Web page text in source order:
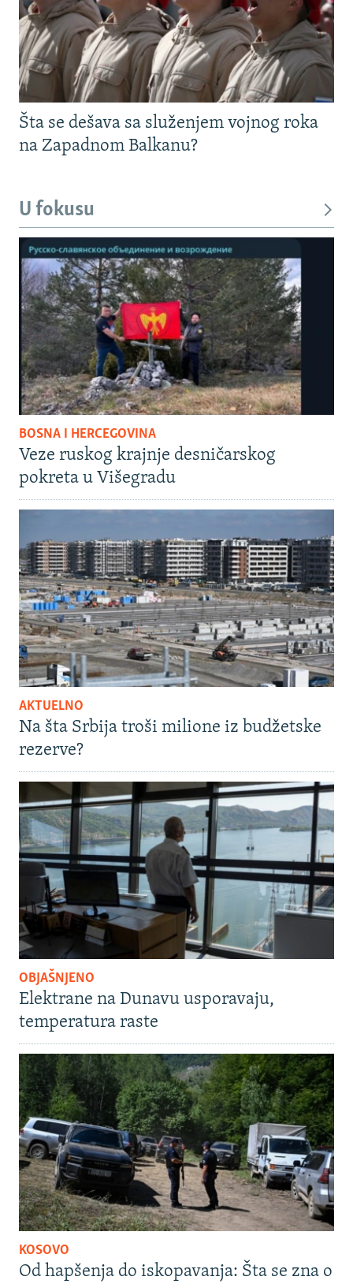
Šta se dešava sa služenjem vojnog roka
na Zapadnom Balkanu?
U fokusu
BOSNA I HERCEGOVINA
Veze ruskog krajnje desničarskog
pokreta u Višegradu
AKTUELNO
Na šta Srbija troši milione iz budžetske
rezerve?
OBJAŠNJENO
Elektrane na Dunavu usporavaju,
temperatura raste
KOSOVO
Od hapšenja do iskopavanja: Šta se zna o